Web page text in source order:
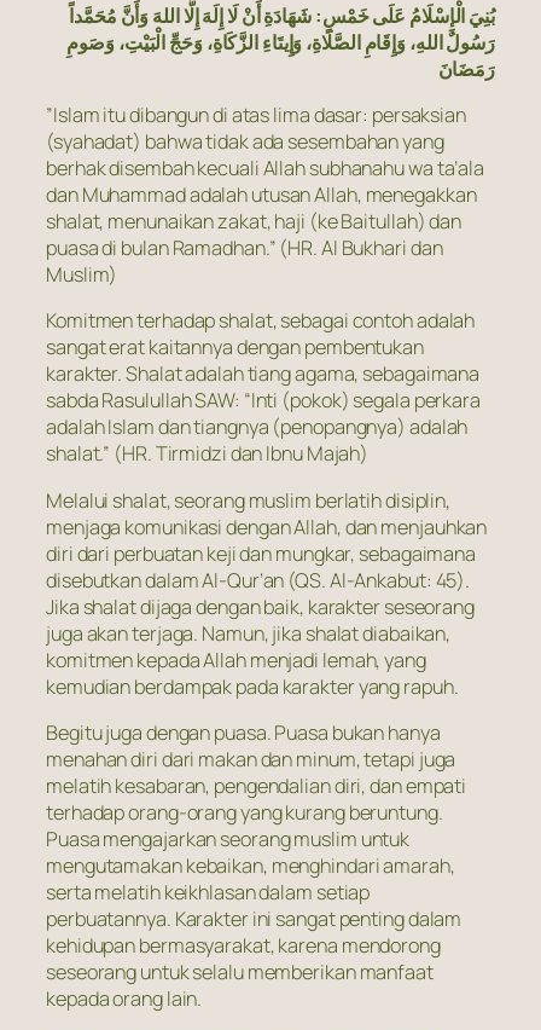
بُنِيَ الْإِسْلَامُ عَلَى خَمْسٍ: شَهَادَةِ أَنْ لَا إِلَهَ إِلَّا اللهَ وَأَنَّ مُحَمَّداً
رَسُولٌ اللهِ، وَإِقَامِ الصَّلَاةِ، وَإِيتَاءِ الزَّكَاةِ، وَحَجِّ الْبَيْتِ، وَصَومِ
رَمَضَانَ
”Islam itu dibangun di atas lima dasar: persaksian
(syahadat) bahwa tidak ada sesembahan yang
berhak disembah kecuali Allah subhanahu wa ta’ala
dan Muhammad adalah utusan Allah, menegakkan
shalat, menunaikan zakat, haji (ke Baitullah) dan
puasa di bulan Ramadhan.” (HR. Al Bukhari dan
Muslim)
Komitmen terhadap shalat, sebagai contoh adalah
sangat erat kaitannya dengan pembentukan
karakter. Shalat adalah tiang agama, sebagaimana
sabda Rasulullah SAW: “Inti (pokok) segala perkara
adalah Islam dan tiangnya (penopangnya) adalah
shalat.” (HR. Tirmidzi dan Ibnu Majah)
Melalui shalat, seorang muslim berlatih disiplin,
menjaga komunikasi dengan Allah, dan menjauhkan
diri dari perbuatan keji dan mungkar, sebagaimana
disebutkan dalam Al-Qur’an (QS. Al-Ankabut: 45).
Jika shalat dijaga dengan baik, karakter seseorang
juga akan terjaga. Namun, jika shalat diabaikan,
komitmen kepada Allah menjadi lemah, yang
kemudian berdampak pada karakter yang rapuh.
Begitu juga dengan puasa. Puasa bukan hanya
menahan diri dari makan dan minum, tetapi juga
melatih kesabaran, pengendalian diri, dan empati
terhadap orang-orang yang kurang beruntung.
Puasa mengajarkan seorang muslim untuk
mengutamakan kebaikan, menghindari amarah,
serta melatih keikhlasan dalam setiap
perbuatannya. Karakter ini sangat penting dalam
kehidupan bermasyarakat, karena mendorong
seseorang untuk selalu memberikan manfaat
kepada orang lain.